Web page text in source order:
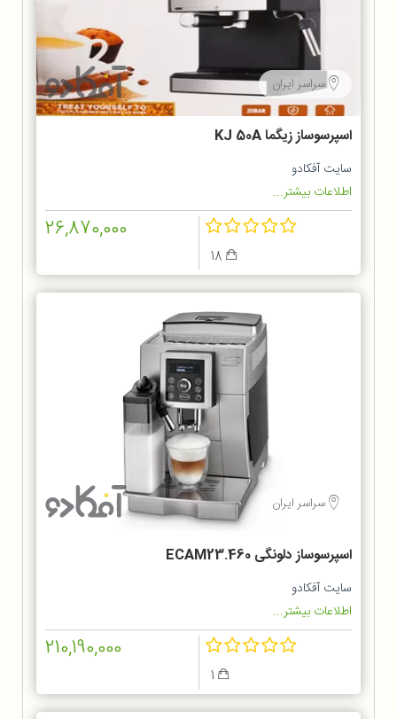
سراسر ایران
اسپرسوساز زیگما KJ 50A
سایت آفکادو
اطلاعات بیشتر...
26,870,000
سراسر ایران
اسپرسوساز دلونگی ECAM23.460
سایت آفکادو
اطلاعات بیشتر...
210,190,000